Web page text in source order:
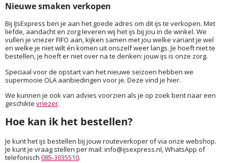
Nieuwe smaken verkopen
Bij IJsExpress ben je aan het goede adres om dit ijs te verkopen. Met
liefde, aandacht en zorg leveren wij het ijs bij jou in de winkel. We
vullen je vriezer FIFO aan, kijken samen met jou welke variant je wel
en welke je niet wilt én komen uit onszelf weer langs. Je hoeft niet te
bestellen, je hoeft er niet over na te denken: jouw ijs is onze zorg.
Speciaal voor de opstart van het nieuwe seizoen hebben we
supermooie OLA aanbiedingen voor je. Deze vind je hier.
We kunnen je ook van advies voorzien als je op zoek bent naar een
geschikte vriezer.
Hoe kan ik het bestellen?
Je kunt het ijs bestellen bij jouw routeverkoper of via onze webshop.
Je kunt je vraag stellen per mail: info@ijsexpress.nl, WhatsApp of
telefonisch 085-3035510.